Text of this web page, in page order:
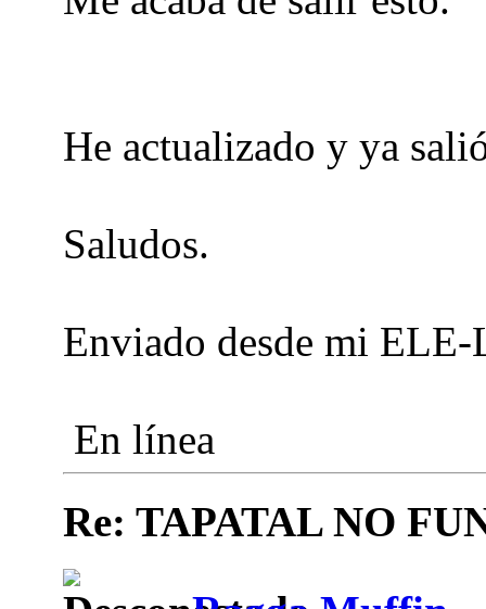
He actualizado y ya
Saludos.
Enviado desde mi
En línea
Re: TAPATAL NO